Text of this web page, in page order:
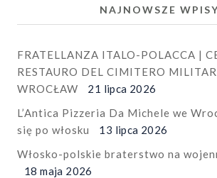
NAJNOWSZE
FRATELLANZA ITALO-POLACCA |
RESTAURO DEL CIMITERO
WROCŁAW
21 lipca 2026
L’Antica Pizzeria Da Michele we
się po włosku
13 lipca 2026
Włosko-polskie braterstwo na
18 maja 2026